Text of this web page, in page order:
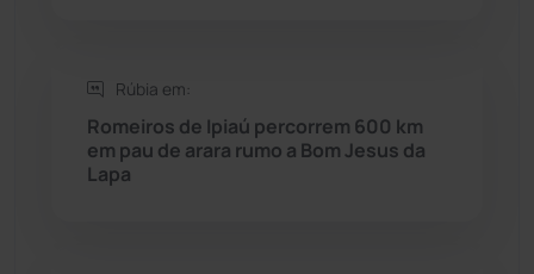
Sítio do Mato
Sudoeste Baiano
Rúbia em:
Romeiros de Ipiaú percorrem 600 km
em pau de arara rumo a Bom Jesus da
Lapa